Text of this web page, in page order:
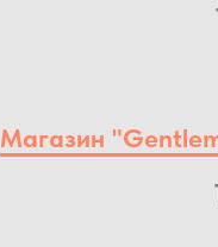
Магазин